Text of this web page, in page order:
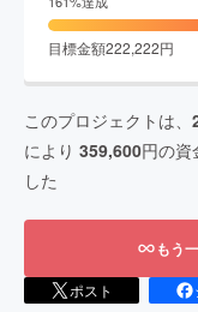
目標金額222,222円
このプロジェクトは、
により 359,600円の資
した
もう
ポスト